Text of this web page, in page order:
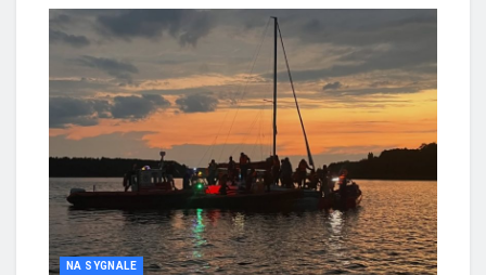
NA SYGNALE